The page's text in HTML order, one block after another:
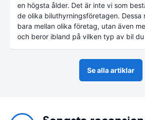
en högsta ålder. Det är inte vi som
de olika biluthyrningsföretagen. Dessa
bara mellan olika företag, utan även
och beror ibland på vilken typ av bil du
Se alla artiklar